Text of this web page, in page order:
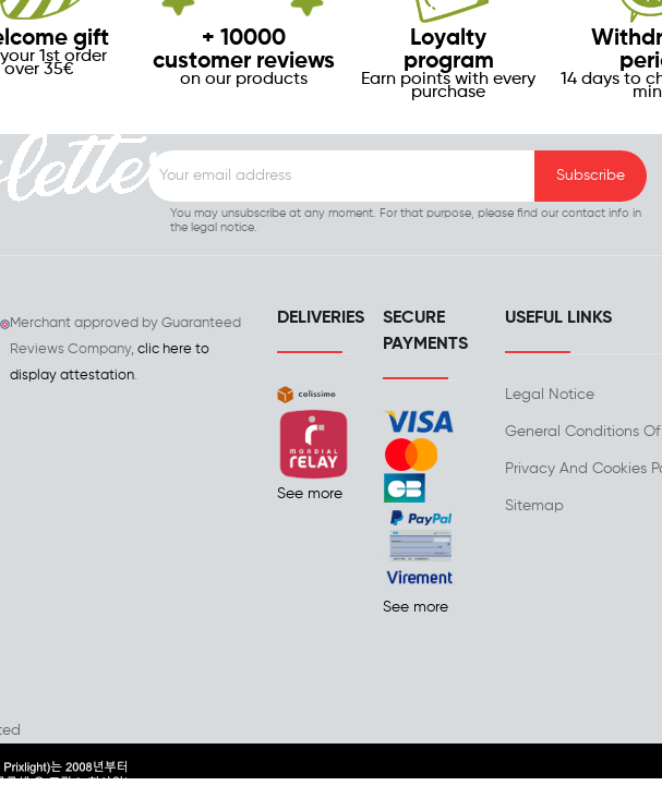
gift
1st order
over 35€
+ 10000
customer reviews
on our products
Loyalty
program
Earn points with every
purchase
14 days to
You may unsubscribe at any moment. For that purpose, please find our contact info in
the legal notice.
USEFUL LINKS
Legal Notice
General Conditions
Privacy And Cookies
Sitemap
DELIVERIES
See more
SECURE
PAYMENTS
See more
Merchant approved by Guaranteed
Reviews Company, clic here to
display attestation.